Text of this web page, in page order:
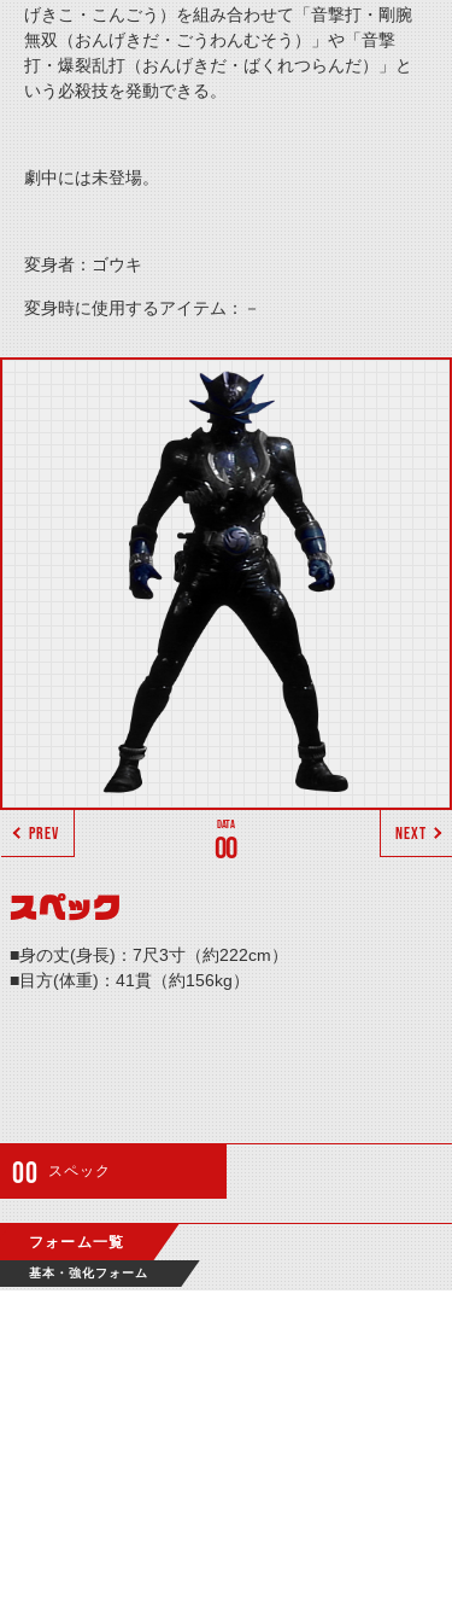
げきこ・こんごう）を組み合わせて「音撃打・剛腕
無双（おんげきだ・ごうわんむそう）」や「音撃
打・爆裂乱打（おんげきだ・ばくれつらんだ）」と
いう必殺技を発動できる。
劇中には未登場。
変身者：ゴウキ
変身時に使用するアイテム：－
00
PREV NEXT
スペック
■身の丈(身長)：7尺3寸（約222cm）
■目方(体重)：41貫（約156kg）
スペック
フォーム一覧
基本・強化フォーム